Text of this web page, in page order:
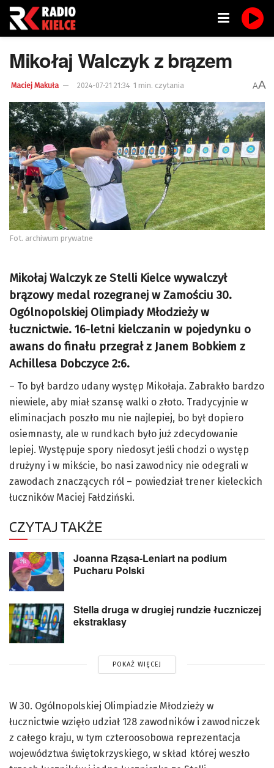
Mikołaj Walczyk z brązem
Maciej Makuła 2024-07-21 21:34 1 min. czytania AA
Fot. archiwum prywatne
Mikołaj Walczyk ze Stelli Kielce wywalczył
brązowy medal rozegranej w Zamościu 30.
Ogólnopolskiej Olimpiady Młodzieży w
łucznictwie. 16-letni kielczanin w pojedynku o
awans do finału przegrał z Janem Bobkiem z
Achillesa Dobczyce 2:6.
– To był bardzo udany występ Mikołaja. Zabrakło bardzo
niewiele, aby miał szansę walki o złoto. Tradycyjnie w
eliminacjach poszło mu nie najlepiej, bo był dopiero
osiemnasty, ale w rundkach było już zdecydowanie
lepiej. Występuje spory niedosyt jeśli chodzi o występ
drużyny i w mikście, bo nasi zawodnicy nie odegrali w
zawodach znaczących ról – powiedział trener kieleckich
łuczników Maciej Fałdziński.
CZYTAJ TAKŻE
Joanna Rząsa-Leniart na podium
Pucharu Polski
Stella druga w drugiej rundzie łuczniczej
ekstraklasy
POKAŻ WIĘCEJ
W 30. Ogólnopolskiej Olimpiadzie Młodzieży w
łucznictwie wzięło udział 128 zawodników i zawodniczek
z całego kraju, w tym czteroosobowa reprezentacja
województwa świętokrzyskiego, w skład której weszło